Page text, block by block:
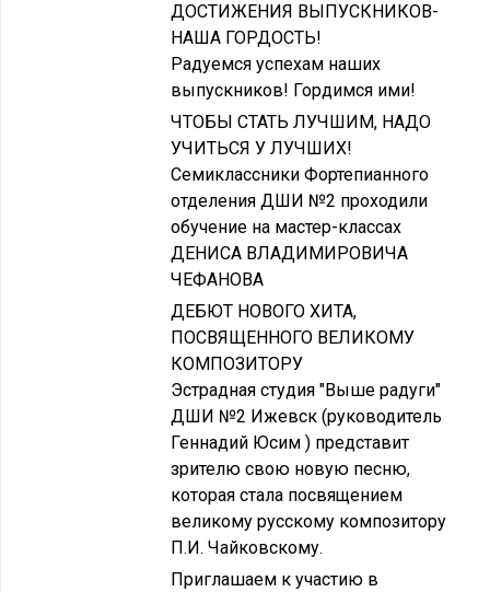
ДОСТИЖЕНИЯ ВЫПУСКНИКОВ-
НАША ГОРДОСТЬ!
Радуемся успехам наших
выпускников! Гордимся ими!
ЧТОБЫ СТАТЬ ЛУЧШИМ, НАДО
УЧИТЬСЯ У ЛУЧШИХ!
Семиклассники Фортепианного
отделения ДШИ №2 проходили
обучение на мастер-классах
ДЕНИСА ВЛАДИМИРОВИЧА
ЧЕФАНОВА
ДЕБЮТ НОВОГО ХИТА,
ПОСВЯЩЕННОГО ВЕЛИКОМУ
КОМПОЗИТОРУ
Эстрадная студия "Выше радуги"
ДШИ №2 Ижевск (руководитель
Геннадий Юсим ) представит
зрителю свою новую песню,
которая стала посвящением
великому русскому композитору
П.И. Чайковскому.
Приглашаем к участию в